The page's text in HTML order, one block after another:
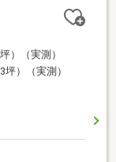
）（実測）
坪）（実測）